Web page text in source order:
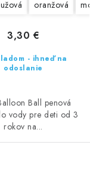
oranžová
- ihneď na
odoslanie
3,30 €
Ball penová
vody pre deti od 3
rokov na...